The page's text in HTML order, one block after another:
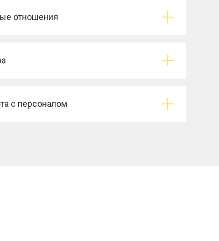
отношения
с персоналом